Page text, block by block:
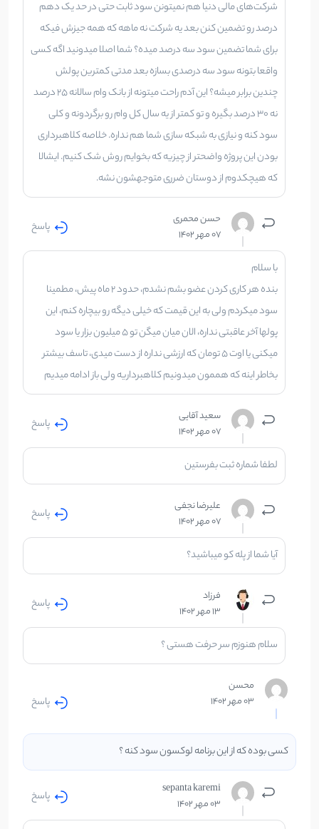
شرکت‌های مالی دنیا هم نمیتونن سود ثابت حتی در حد یک دهم
درصد رو تضمین کنن بعد یه شرکت نه ماهه که همه جیزش فیکه
برای شما تضمین سود سه درصد میده؟ شما اصلا میدونید اگه کسی
واقعا بتونه سود سه درصدی بسازه بعد مدتی کمترین پولش
چندین برابر میشه؟ این آدم راحت میتونه از بانک وام سالانه 25 درصد
نه 30 درصد بگیره و تو کمتر از یه سال کل وام رو برگردونه و کلی
سود کنه و نیازی به شبکه سازی شما هم نداره. خلاصه کلاهبرداری
بودن این پروژه واضحتر از چیزیه که بخوایم روش شک کنیم. ایشالا
که هیچکدوم از دوستان ضرری متوجهشون نشه.
حسن محمری
07 مهر 1402
پاسخ
با سلام
بنده هر کاری کردن عضو بشم نشدم، حدود ۲ ماه پیش، مطمینا
سود میکردم ولی به این قیمت که خیلی دیگه رو بیچاره کنم، این
پولها آخر عاقبتی نداره، الان میان میگن تو ۵ میلیون بزار یا سود
میکنی یا اوت ۵ تومان که ارزشی نداره از دست میدی، تاسف بیشتر
بخاطر اینه که هممون میدونیم کلاهبرداریه ولی باز ادامه میدیم
سعید آقایی
07 مهر 1402
پاسخ
لطفا شماره ثبت بفرستین
علیرضا نجفی
07 مهر 1402
پاسخ
آیا شما از پله کو میباشید؟
فرزاد
13 مهر 1402
پاسخ
سلام هنوزم سر حرفت هستی ؟
محسن
03 مهر 1402
پاسخ
کسی بوده که از این برنامه لوکسون سود کنه ؟
sepanta karemi
03 مهر 1402
پاسخ